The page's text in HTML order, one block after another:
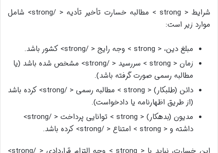
شرایط < strong > مطالبه خسارت تأخیر تأدیه < /strong> شامل
موارد زیر است:
مبلغ دین، < strong > وجه رایج < /strong> کشور باشد.
زمان < strong > سررسید < /strong> مشخص شده باشد (یا
مطالبه رسمی صورت گرفته باشد).
دائن (طلبکار) < strong > مطالبه رسمی < /strong> کرده باشد
(از طریق اظهارنامه یا دادخواست).
مدیون (بدهکار) < strong > توانایی پرداخت < /strong>
داشته و < strong > امتناع < /strong> کرده باشد.